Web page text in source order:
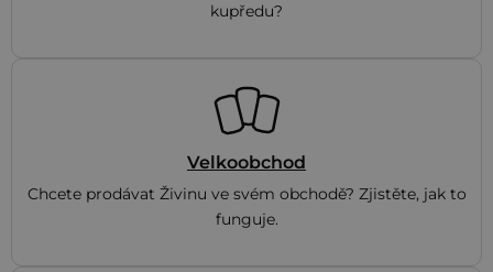
kupředu?
Velkoobchod
Chcete prodávat Živinu ve svém obchodě? Zjistěte, jak to
funguje.